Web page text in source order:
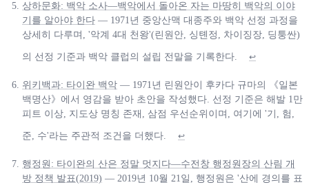
상하문화: 백악 소사—백악에서 돌아온 자는 마땅히 백악의 이야
기를 알아야 한다 — 1971년 중앙산맥 대종주와 백악 선정 과정을
상세히 다루며, '악계 4대 천왕'(린원안, 싱톈정, 차이징장, 딩퉁싼)
의 선정 기준과 백악 클럽의 설립 전말을 기록한다. ↩
위키백과: 타이완 백악 — 1971년 린원안이 후카다 규마의 《일본
백명산》에서 영감을 받아 초안을 작성했다. 선정 기준은 해발 1만
피트 이상, 지도상 명칭 존재, 삼점 우선순위이며, 여기에 '기, 험,
준, 수'라는 주관적 조건을 더했다. ↩
행정원: 타이완의 산은 정말 멋지다—수전창 행정원장의 산림 개
방 정책 발표(2019) — 2019년 10월 21일, 행정원은 '산에 경의를 표